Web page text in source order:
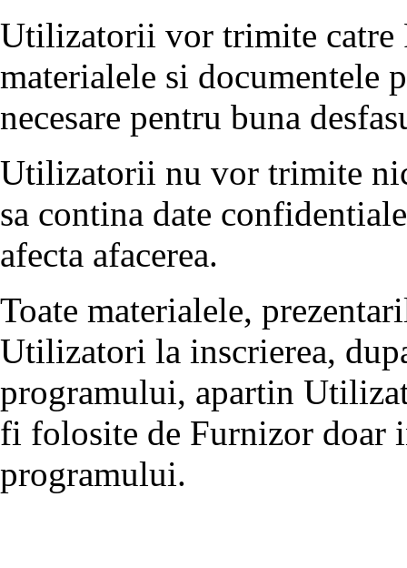
Utilizatorii vor trimite catre
materialele si documentele
necesare pentru buna
Utilizatorii nu vor trimite
sa contina date
afecta afacerea.
Toate materialele,
Utilizatori la inscrierea,
programului, apartin
fi folosite de Furnizor doar
programului.